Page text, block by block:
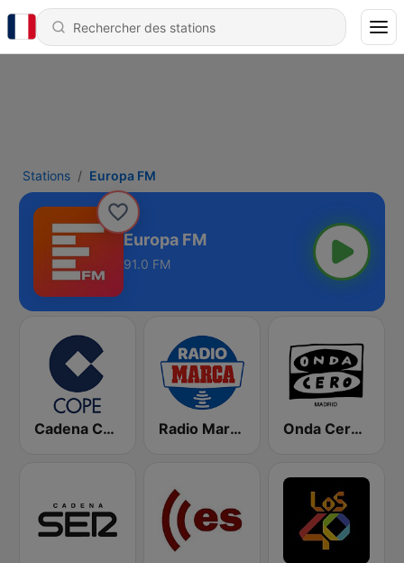
Stations Europa FM
Europa FM
91.0 FM
Cadena COPE Radio Marca Nacional Onda Cero Madrid